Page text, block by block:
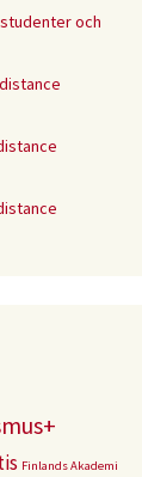
och
Finlands Akademi